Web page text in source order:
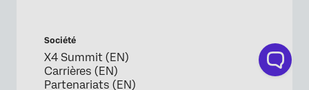
Société
X4 Summit (EN)
Carrières (EN)
Partenariats (EN)